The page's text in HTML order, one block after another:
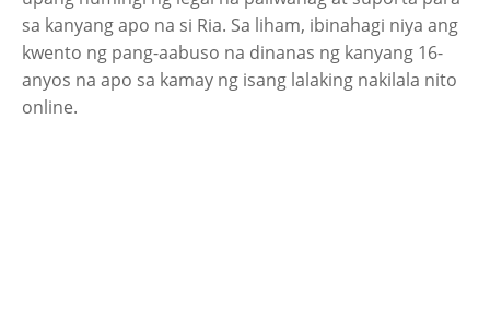
sa kanyang apo na si Ria. Sa liham, ibinahagi niya ang
kwento ng pang-aabuso na dinanas ng kanyang 16-
anyos na apo sa kamay ng isang lalaking nakilala nito
online.